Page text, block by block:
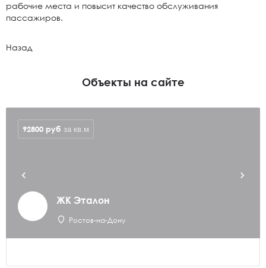
рабочие места и повысит качество обслуживания
пассажиров.
Назад
Объекты на сайте
ЖК Эталон
Ростов-на-Дону
92800 руб за кв.м